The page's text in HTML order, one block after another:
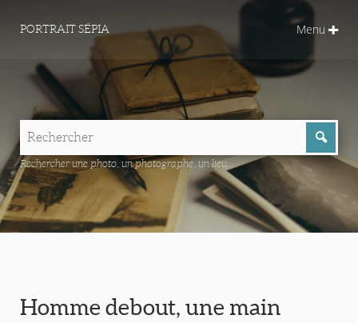
PORTRAIT SÉPIA Menu
Rechercher une photo, un photographe, un lieu...
Homme debout, une main